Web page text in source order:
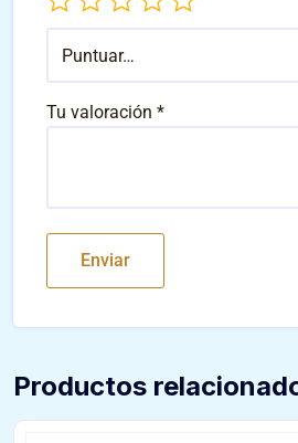
Puntuar…
Tu valoración *
Productos